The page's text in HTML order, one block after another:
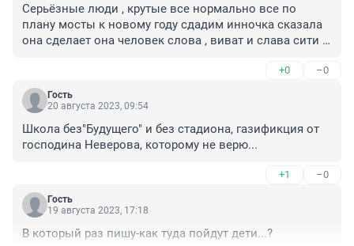
Серьёзные люди , крутые все нормально все по
плану мосты к новому году сдадим инночка сказала
она сделает она человек слова , виват и слава сити
+0 –0
Гость
20 августа 2023, 09:54
Школа без"Будущего" и без стадиона, газификция от
господина Неверова, которому не верю...
+1 –0
Гость
19 августа 2023, 17:18
В который раз пишу-как туда пойдут дети...?